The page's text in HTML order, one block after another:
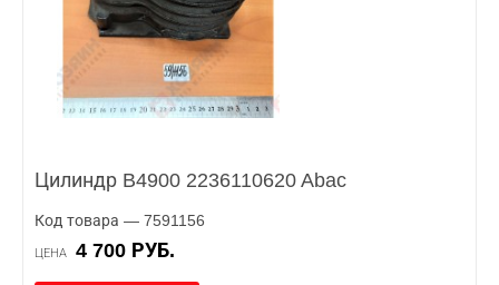
Цилиндр B4900 2236110620 Abac
Код товара — 7591156
ЦЕНА 4 700 РУБ.